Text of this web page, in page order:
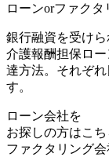
ローンorファクタ
銀行融資を受け
介護報酬担保ロ
達方法。それぞ
す。
ローン会社を
お探しの方はこち
ファクタリング会